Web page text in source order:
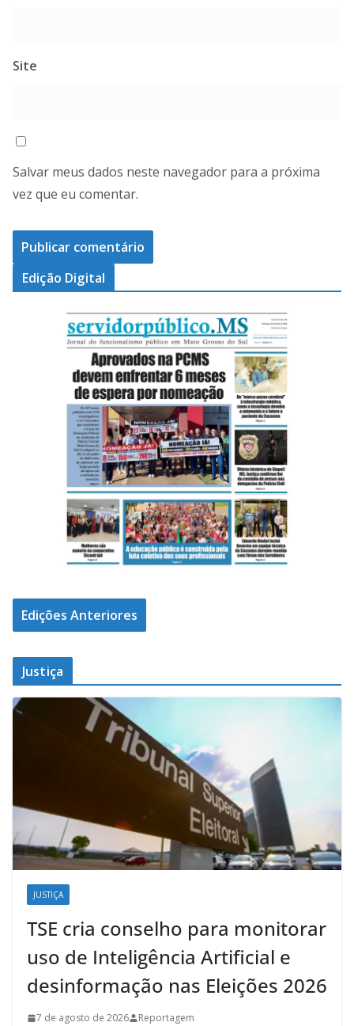
Site
Salvar meus dados neste navegador para a próxima
vez que eu comentar.
Edição Digital
Edições Anteriores
Justiça
JUSTIÇA
TSE cria conselho para monitorar
uso de Inteligência Artificial e
desinformação nas Eleições 2026
7 de agosto de 2026 Reportagem